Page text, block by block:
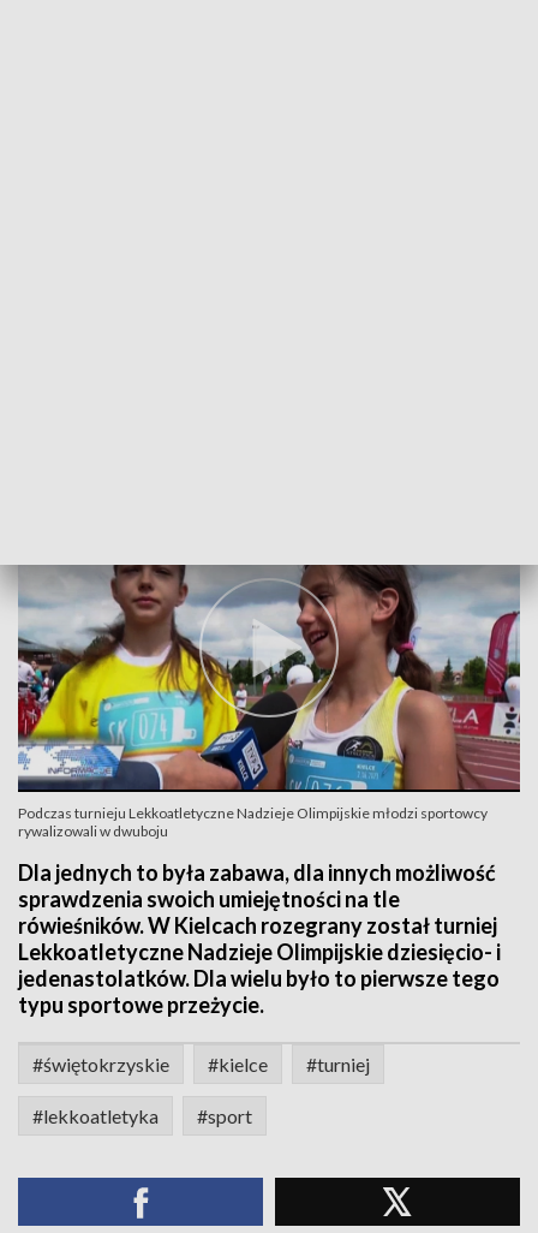
Podczas turnieju Lekkoatletyczne Nadzieje Olimpijskie młodzi sportowcy
rywalizowali w dwuboju
Dla jednych to była zabawa, dla innych możliwość
sprawdzenia swoich umiejętności na tle
rówieśników. W Kielcach rozegrany został turniej
Lekkoatletyczne Nadzieje Olimpijskie dziesięcio- i
jedenastolatków. Dla wielu było to pierwsze tego
typu sportowe przeżycie.
#świętokrzyskie #kielce #turniej
#lekkoatletyka #sport